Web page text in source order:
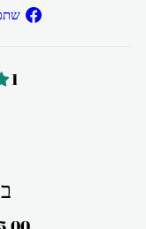
1 ביקורת